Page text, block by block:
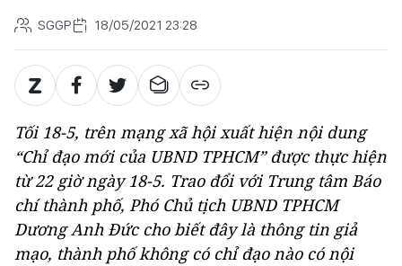
SGGP 18/05/2021 23:28
Tối 18-5, trên mạng xã hội xuất hiện nội dung
“Chỉ đạo mới của UBND TPHCM” được thực hiện
từ 22 giờ ngày 18-5. Trao đổi với Trung tâm Báo
chí thành phố, Phó Chủ tịch UBND TPHCM
Dương Anh Đức cho biết đây là thông tin giả
mạo, thành phố không có chỉ đạo nào có nội